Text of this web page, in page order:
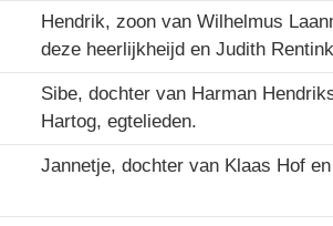
Hendrik, zoon van Wilhelmus
deze heerlijkheijd en Judith
Sibe, dochter van Harman
Hartog, egtelieden.
Jannetje, dochter van Klaas Hof